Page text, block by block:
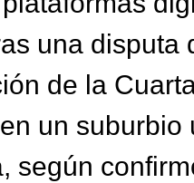
una disputa
de la
un
según